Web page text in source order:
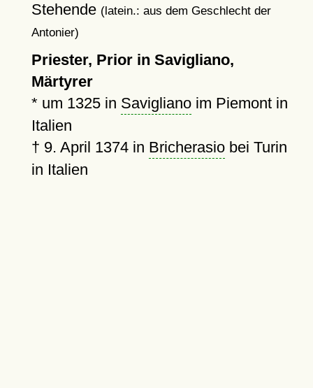
Stehende (latein.: aus dem Geschlecht der
Antonier)
Priester, Prior in Savigliano,
Märtyrer
* um 1325in Saviglianoim Piemont in
Italien
† 9. April 1374in Bricherasiobei Turin
in Italien